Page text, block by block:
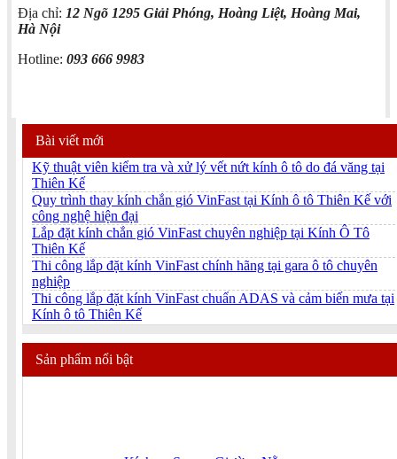
Địa chỉ: 12 Ngõ 1295 Giải Phóng, Hoàng Liệt, Hoàng Mai,
Hà Nội
Hotline: 093 666 9983
Bài viết mới
Kỹ thuật viên kiểm tra và xử lý vết nứt kính ô tô do đá văng tại
Thiên Kế
Quy trình thay kính chắn gió VinFast tại Kính ô tô Thiên Kế với
công nghệ hiện đại
Lắp đặt kính chắn gió VinFast chuyên nghiệp tại Kính Ô Tô
Thiên Kế
Thi công lắp đặt kính VinFast chính hãng tại gara ô tô chuyên
nghiệp
Thi công lắp đặt kính VinFast chuẩn ADAS và cảm biến mưa tại
Kính ô tô Thiên Kế
Sản phẩm nổi bật